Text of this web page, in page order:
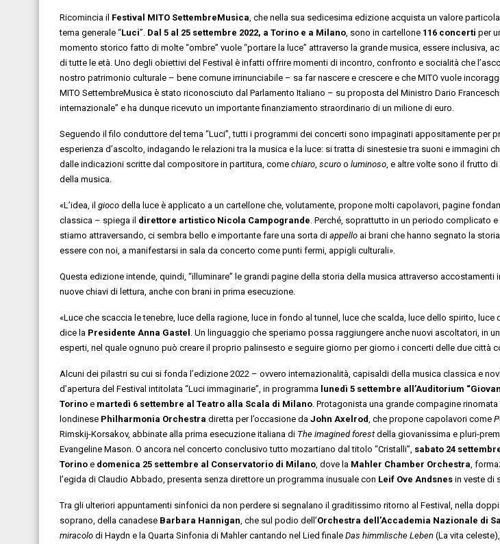
Ricomincia il Festival MITO SettembreMusica , che nella sua sedicesima edizione acquista un valore
tema generale “Luci”. Dal 5 al 25 settembre 2022, a Torino e a Milano , sono in cartellone 116 concerti per
momento storico fatto di molte “ombre” vuole “portare la luce” attraverso la grande musica, essere inclusiva,
di tutte le età. Uno degli obiettivi del Festival è infatti offrire momenti di incontro, confronto e socialità che
nostro patrimonio culturale – bene comune irrinunciabile – sa far nascere e crescere e che MITO vuole
MITO SettembreMusica è stato riconosciuto dal Parlamento Italiano – su proposta del Ministro Dario
internazionale” e ha dunque ricevuto un importante finanziamento straordinario di un milione di euro.
Seguendo il filo conduttore del tema “Luci”, tutti i programmi dei concerti sono impaginati appositamente per
esperienza d’ascolto, indagando le relazioni tra la musica e la luce: si tratta di sinestesie tra suoni e immagini
dalle indicazioni scritte dal compositore in partitura, come chiaro scuro o luminoso , e altre volte sono il frutto
della musica.
«L’idea, il gioco della luce è applicato a un cartellone che, volutamente, propone molti capolavori, pagine
classica – spiega il direttore artistico Nicola Campogrande . Perché, soprattutto in un periodo complicato
stiamo attraversando, ci sembra bello e importante fare una sorta di appello ai brani che hanno segnato la
essere con noi, a manifestarsi in sala da concerto come punti fermi, appigli culturali».
Questa edizione intende, quindi, “illuminare” le grandi pagine della storia della musica attraverso accostamenti
nuove chiavi di lettura, anche con brani in prima esecuzione.
«Luce che scaccia le tenebre, luce della ragione, luce in fondo al tunnel, luce che scalda, luce dello spirito, luce
dice la Presidente Anna Gastel
. Un linguaggio che speriamo possa raggiungere anche nuovi ascoltatori, in
esperti, nel quale ognuno può creare il proprio palinsesto e seguire giorno per giorno i concerti delle due città
Alcuni dei pilastri su cui si fonda l’edizione 2022 – ovvero internazionalità, capisaldi della musica classica e
d’apertura del Festival intitolata “Luci immaginarie”, in programma lunedì 5 settembre all’Auditorium
Torino e martedì 6 settembre al Teatro alla Scala di Milano . Protagonista una grande compagine
londinese Philharmonia Orchestra diretta per l’occasione da John Axelrod , che propone capolavori come
Rimskij-Korsakov, abbinate alla prima esecuzione italiana di The imagined forestdella giovanissima e pluri-
Evangeline Mason. O ancora nel concerto conclusivo tutto mozartiano dal titolo “Cristalli”, sabato 24
Torino e domenica 25 settembre al Conservatorio di Milano , dove la Mahler Chamber Orchestra ,
l’egida di Claudio Abbado, presenta senza direttore un programma inusuale con Leif Ove Andsnes in veste di
Tra gli ulteriori appuntamenti sinfonici da non perdere si segnalano il graditissimo ritorno al Festival, nella
soprano, della canadese Barbara Hannigan , che sul podio dell’Orchestra dell’Accademia Nazionale di
miracolo di Haydn e la Quarta Sinfonia di Mahler cantando nel Lied finale Das himmlische Leben (La vita